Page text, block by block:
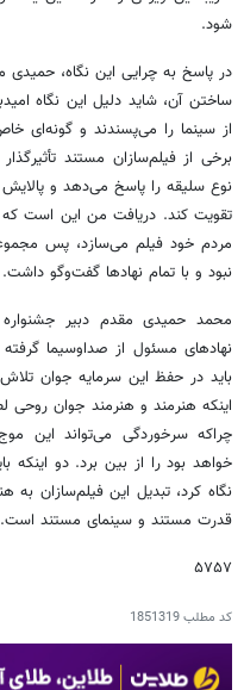
شود.
در پاسخ به چرایی این نگاه،
ساختن آن، شاید دلیل این نگاه
از سینما را می‌پسندند و گونه‌ای
برخی از فیلم‌سازان مستند
نوع سلیقه را پاسخ می‌دهد و پالایش
تقویت کند. دریافت من این است که
مردم خود فیلم می‌سازد، پس
نبود و با تمام نهادها گفت‌وگو داشت.
محمد حمیدی مقدم دبیر جشنواره
نهادهای مسئول از صداوسیما
باید در حفظ این سرمایه جوان
اینکه هنرمند و هنرمند جوان روحی
چراکه سرخوردگی می‌تواند این
خواهد بود را از بین برد. دو
نگاه کرد، تبدیل این فیلم‌سازان
قدرت مستند و سینمای مستند است.
۵۷۵۷
کد مطلب1851319